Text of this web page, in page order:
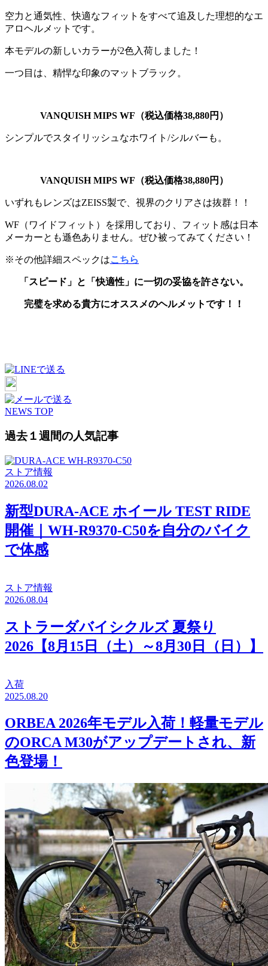
空力と通気性、快適なフィットをすべて追及した理想的なエ
アロヘルメットです。
本モデルの新しいカラーが2色入荷しました！
一つ目は、精悍な印象のマットブラック。
VANQUISH MIPS WF（税込価格38,880円）
シンプルでスタイリッシュなホワイト/シルバーも。
VANQUISH MIPS WF（税込価格38,880円）
いずれもレンズはZEISS製で、視界のクリアさは抜群！！
WF（ワイドフィット）を採用しており、フィット感は日本
メーカーとも遜色ありません。ぜひ被ってみてください！
※その他詳細スペックはこちら
「スピード」と「快適性」に一切の妥協を許さない。
完璧を求める貴方にオススメのヘルメットです！！
NEWS TOP
過去１週間の人気記事
ストア情報
2026.08.02
新型DURA-ACE ホイール TEST RIDE
開催｜WH-R9370-C50を自分のバイク
で体感
ストア情報
2026.08.04
ストラーダバイシクルズ 夏祭り
2026【8月15日（土）～8月30日（日）】
入荷
2025.08.20
ORBEA 2026年モデル入荷！軽量モデル
のORCA M30がアップデートされ、新
色登場！